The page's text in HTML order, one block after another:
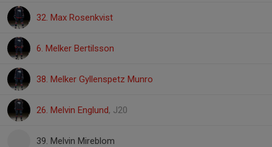
32. Max Rosenkvist
6. Melker Bertilsson
38. Melker Gyllenspetz Munro
26. Melvin Englund, J20
39. Melvin Mireblom